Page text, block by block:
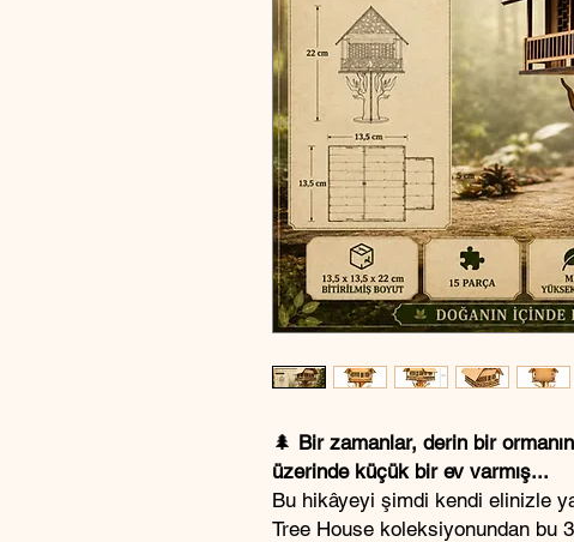
🌲 Bir zamanlar, derin bir
üzerinde küçük bir ev varmış...
Bu hikâyeyi şimdi kendi elinizle
Tree House koleksiyonundan bu